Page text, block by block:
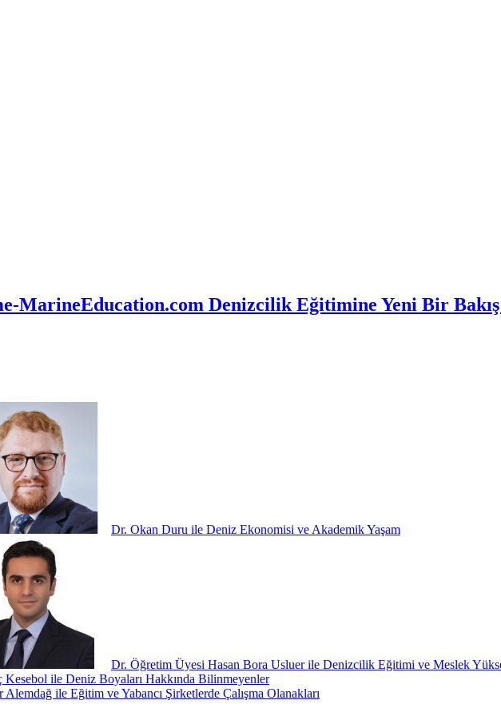
e-MarineEducation.com Denizcilik Eğitimine Yeni Bir Bakış
Dr. Okan Duru ile Deniz Ekonomisi ve Akademik Yaşam
Dr. Öğretim Üyesi Hasan Bora Usluer ile Denizcilik Eğitimi ve Meslek
Kesebol ile Deniz Boyaları Hakkında Bilinmeyenler
Alemdağ ile Eğitim ve Yabancı Şirketlerde Çalışma Olanakları